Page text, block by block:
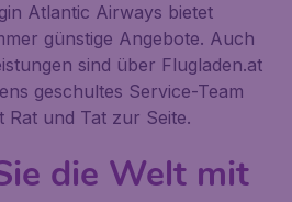
Atlantic Airways bietet
günstige Angebote. Auch
sind über Flugladen.at
geschultes Service-Team
Rat und Tat zur Seite.
die Welt mit